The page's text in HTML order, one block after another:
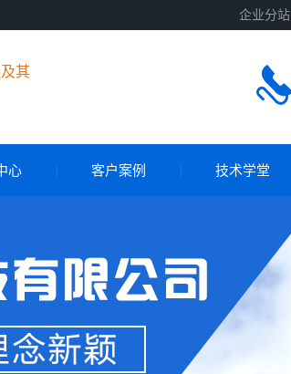
企业分站
其
心
石灰窑
工艺服务
客户案例 技术学堂